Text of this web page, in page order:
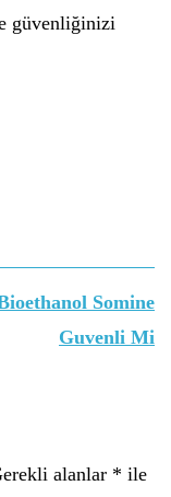
güvenliğinizi
Somine
Guvenli Mi
alanlar * ile